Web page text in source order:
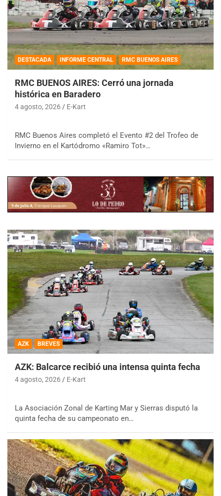
DESTACADA INFORME CENTRAL RMC BUENOS AIRES
RMC BUENOS AIRES: Cerró una jornada
histórica en Baradero
4 agosto, 2026 E-Kart
RMC Buenos Aires completó el Evento #2 del Trofeo de
Invierno en el Kartódromo «Ramiro Tot»…
AZK BREVES
AZK: Balcarce recibió una intensa quinta fecha
4 agosto, 2026 E-Kart
La Asociación Zonal de Karting Mar y Sierras disputó la
quinta fecha de su campeonato en…